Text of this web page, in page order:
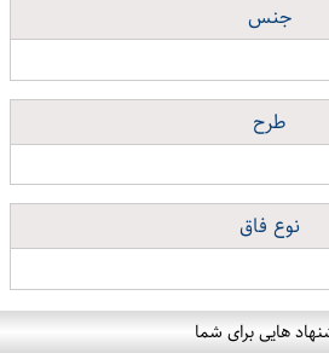
جنس
طرح
نوع فاق
هایی برای شما